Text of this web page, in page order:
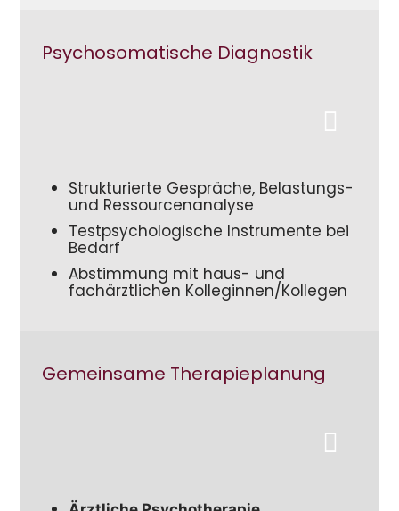
Psychosomatische Diagnostik
Strukturierte Gespräche, Belastungs-
und Ressourcenanalyse
Testpsychologische Instrumente bei
Bedarf
Abstimmung mit haus- und
fachärztlichen Kolleginnen/Kollegen
Gemeinsame Therapieplanung